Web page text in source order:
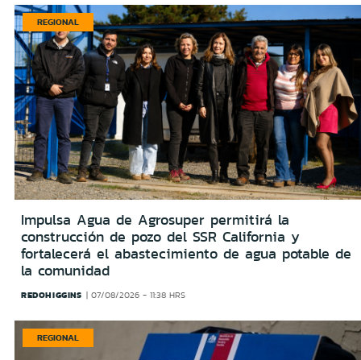
REGIONAL
Impulsa Agua de Agrosuper permitirá la
construcción de pozo del SSR California y
fortalecerá el abastecimiento de agua potable de
la comunidad
REDOHIGGINS 07/08/2026 - 11:38 HRS
REGIONAL